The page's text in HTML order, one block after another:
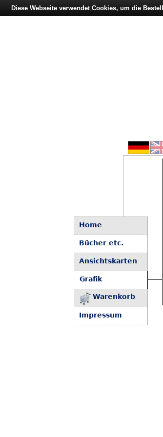
Home
Bücher etc.
Ansichtskarten
Grafik
Warenkorb
Impressum
Diese Webseite verwendet Cookies, um die